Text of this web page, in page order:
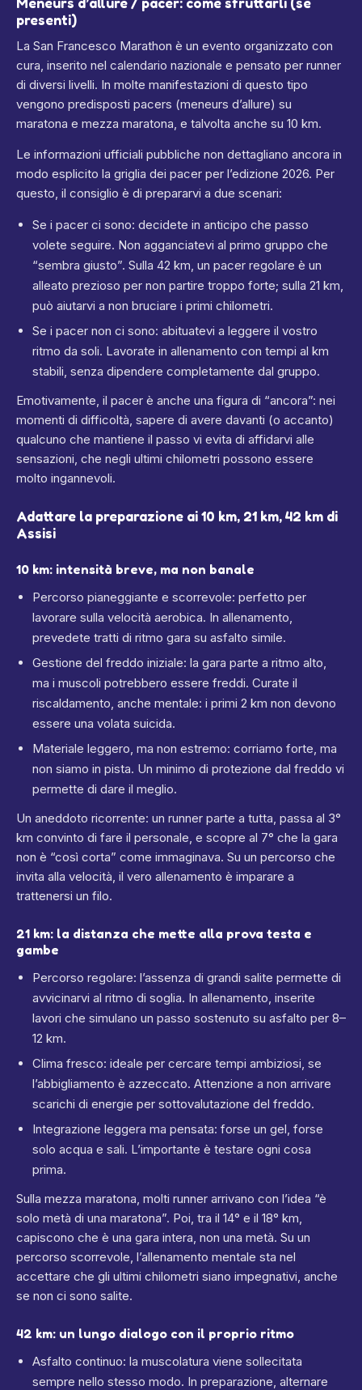
presenti)
La San Francesco Marathon è un evento organizzato con
cura, inserito nel calendario nazionale e pensato per runner
di diversi livelli. In molte manifestazioni di questo tipo
vengono predisposti pacers (meneurs d’allure) su
maratona e mezza maratona, e talvolta anche su 10 km.
Le informazioni ufficiali pubbliche non dettagliano ancora in
modo esplicito la griglia dei pacer per l’edizione 2026. Per
questo, il consiglio è di prepararvi a due scenari:
Se i pacer ci sono: decidete in anticipo che passo
volete seguire. Non agganciatevi al primo gruppo che
“sembra giusto”. Sulla 42 km, un pacer regolare è un
alleato prezioso per non partire troppo forte; sulla 21 km,
può aiutarvi a non bruciare i primi chilometri.
Se i pacer non ci sono: abituatevi a leggere il vostro
ritmo da soli. Lavorate in allenamento con tempi al km
stabili, senza dipendere completamente dal gruppo.
Emotivamente, il pacer è anche una figura di “ancora”: nei
momenti di difficoltà, sapere di avere davanti (o accanto)
qualcuno che mantiene il passo vi evita di affidarvi alle
sensazioni, che negli ultimi chilometri possono essere
molto ingannevoli.
Adattare la preparazione ai 10 km, 21 km, 42 km di
Assisi
10 km: intensità breve, ma non banale
Percorso pianeggiante e scorrevole: perfetto per
lavorare sulla velocità aerobica. In allenamento,
prevedete tratti di ritmo gara su asfalto simile.
Gestione del freddo iniziale: la gara parte a ritmo alto,
ma i muscoli potrebbero essere freddi. Curate il
riscaldamento, anche mentale: i primi 2 km non devono
essere una volata suicida.
Materiale leggero, ma non estremo: corriamo forte, ma
non siamo in pista. Un minimo di protezione dal freddo vi
permette di dare il meglio.
Un aneddoto ricorrente: un runner parte a tutta, passa al 3°
km convinto di fare il personale, e scopre al 7° che la gara
non è “così corta” come immaginava. Su un percorso che
invita alla velocità, il vero allenamento è imparare a
trattenersi un filo.
21 km: la distanza che mette alla prova testa e
gambe
Percorso regolare: l’assenza di grandi salite permette di
avvicinarvi al ritmo di soglia. In allenamento, inserite
lavori che simulano un passo sostenuto su asfalto per 8–
12 km.
Clima fresco: ideale per cercare tempi ambiziosi, se
l’abbigliamento è azzeccato. Attenzione a non arrivare
scarichi di energie per sottovalutazione del freddo.
Integrazione leggera ma pensata: forse un gel, forse
solo acqua e sali. L’importante è testare ogni cosa
prima.
Sulla mezza maratona, molti runner arrivano con l’idea “è
solo metà di una maratona”. Poi, tra il 14° e il 18° km,
capiscono che è una gara intera, non una metà. Su un
percorso scorrevole, l’allenamento mentale sta nel
accettare che gli ultimi chilometri siano impegnativi, anche
se non ci sono salite.
42 km: un lungo dialogo con il proprio ritmo
Asfalto continuo: la muscolatura viene sollecitata
sempre nello stesso modo. In preparazione, alternare